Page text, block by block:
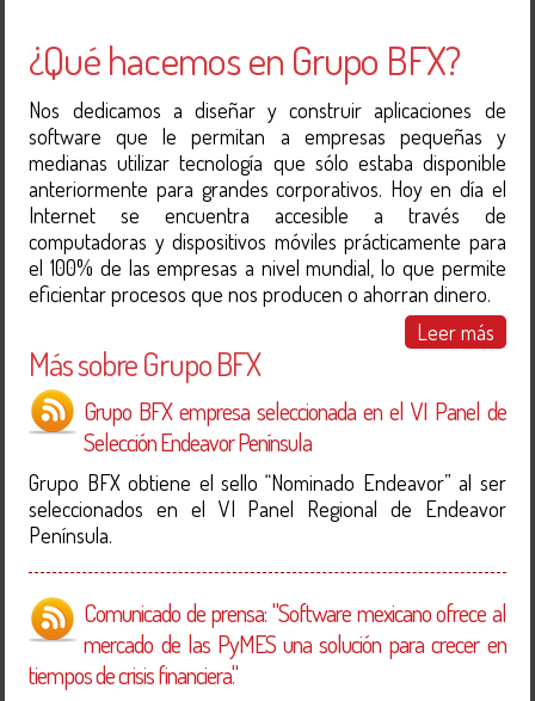
¿Qué hacemos en Grupo BFX?
Nos dedicamos a diseñar y construir aplicaciones de
software que le permitan a empresas pequeñas y
medianas utilizar tecnología que sólo estaba disponible
anteriormente para grandes corporativos. Hoy en día el
Internet se encuentra accesible a través de
computadoras y dispositivos móviles prácticamente para
el 100% de las empresas a nivel mundial, lo que permite
eficientar procesos que nos producen o ahorran dinero.
Leer más
Más sobre Grupo BFX
Grupo BFX empresa seleccionada en el VI Panel de
Selección Endeavor Península
Grupo BFX obtiene el sello “Nominado Endeavor” al ser
seleccionados en el VI Panel Regional de Endeavor
Península.
Comunicado de prensa: "Software mexicano ofrece al
mercado de las PyMES una solución para crecer en
tiempos de crisis financiera."